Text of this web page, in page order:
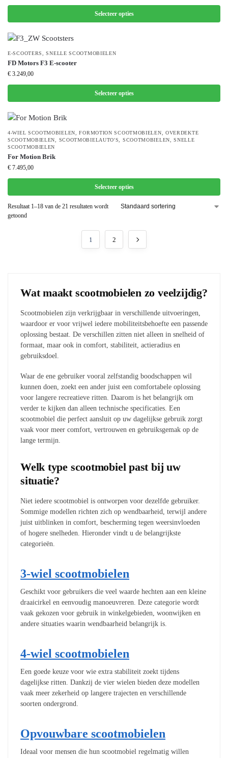
Selecteer opties
E-SCOOTERS ,SNELLE SCOOTMOBIELEN
FD Motors F3 E-scooter
€ 3.249,00
Selecteer opties
4-WIEL SCOOTMOBIELEN ,FORMOTION SCOOTMOBIELEN
OVERDEKTE
SCOOTMOBIELEN
SCOOTMOBIELAUTO'S SCOOTMOBIELEN ,SNELLE
SCOOTMOBIELEN
For Motion Brik
€ 7.495,00
Selecteer opties
Resultaat 1–18 van de 21 resultaten wordt
getoond
1 2
Wat maakt scootmobielen zo veelzijdig?
Scootmobielen zijn verkrijgbaar in verschillende uitvoeringen,
waardoor er voor vrijwel iedere mobiliteitsbehoefte een passende
oplossing bestaat. De verschillen zitten niet alleen in snelheid of
formaat, maar ook in comfort, stabiliteit, actieradius en
gebruiksdoel.
Waar de ene gebruiker vooral zelfstandig boodschappen wil
kunnen doen, zoekt een ander juist een comfortabele oplossing
voor langere recreatieve ritten. Daarom is het belangrijk om
verder te kijken dan alleen technische specificaties. Een
scootmobiel die perfect aansluit op uw dagelijkse gebruik zorgt
vaak voor meer comfort, vertrouwen en gebruiksgemak op de
lange termijn.
Welk type scootmobiel past bij uw
situatie?
Niet iedere scootmobiel is ontworpen voor dezelfde gebruiker.
Sommige modellen richten zich op wendbaarheid, terwijl andere
juist uitblinken in comfort, bescherming tegen weersinvloeden
of hogere snelheden. Hieronder vindt u de belangrijkste
categorieën.
3-wiel scootmobielen
Geschikt voor gebruikers die veel waarde hechten aan een kleine
draaicirkel en eenvoudig manoeuvreren. Deze categorie wordt
vaak gekozen voor gebruik in winkelgebieden, woonwijken en
andere situaties waarin wendbaarheid belangrijk is.
4-wiel scootmobielen
Een goede keuze voor wie extra stabiliteit zoekt tijdens
dagelijkse ritten. Dankzij de vier wielen bieden deze modellen
vaak meer zekerheid op langere trajecten en verschillende
soorten ondergrond.
Opvouwbare scootmobielen
Ideaal voor mensen die hun scootmobiel regelmatig willen